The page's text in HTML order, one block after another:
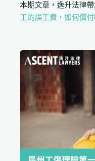
本期文章，逸升法律
工的誤工費，如何償付